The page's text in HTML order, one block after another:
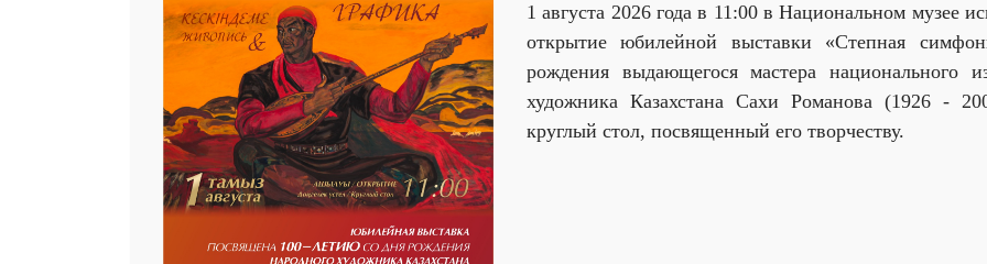
1 августа 2026 года в 11:00 в Национальном музее
открытие юбилейной выставки «Степная
рождения выдающегося мастера национального
художника Казахстана Сахи Романова (1926 -
круглый стол, посвященный его творчеству.